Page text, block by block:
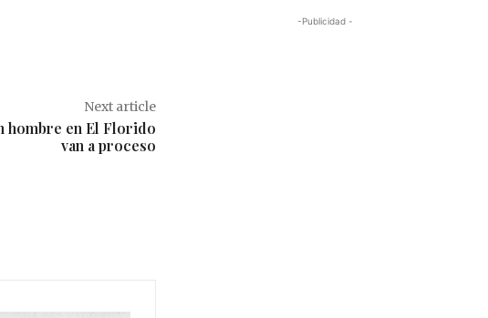
Next article
hombre en El Florido
van a proceso
-Publicidad -